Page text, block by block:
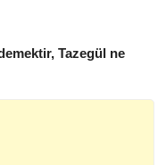
Tazegül ne